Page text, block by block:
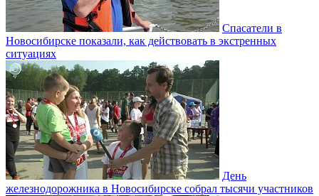
Спасатели в
Новосибирске показали, как действовать в экстренных
ситуациях
День
железнодорожника в Новосибирске собрал тысячи участников